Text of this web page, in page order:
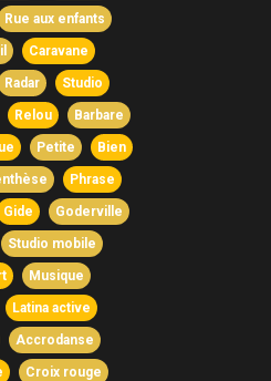
Rue aux enfants
Caravane
Radar Studio
Relou Barbare
Petite Bien
Phrase
Gide Goderville
Studio mobile
Musique
Latina active
Accrodanse
Croix rouge